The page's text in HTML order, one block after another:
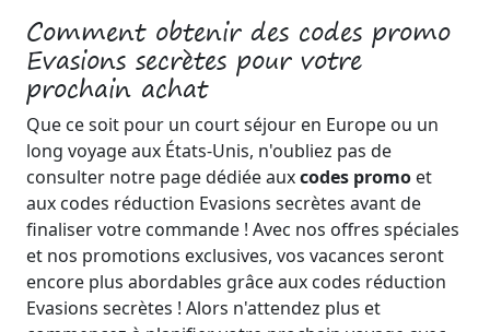
Comment obtenir des codes promo
Evasions secrètes pour votre
prochain achat
Que ce soit pour un court séjour en Europe ou un
long voyage aux États-Unis, n'oubliez pas de
consulter notre page dédiée auxcodes promo et
aux codes réduction Evasions secrètes avant de
finaliser votre commande ! Avec nos offres spéciales
et nos promotions exclusives, vos vacances seront
encore plus abordables grâce aux codes réduction
Evasions secrètes ! Alors n'attendez plus et